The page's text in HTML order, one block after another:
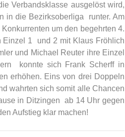
Verbandsklasse ausgelöst wird,
in die Bezirksoberliga  runter. Am
um den begehrten 4.
Einzel 1  und 2 mit Klaus Fröhlich
und Michael Reuter ihre Einzel
konnte sich Frank Scherff in
erhöhen. Eins von drei Doppeln
wahrten sich somit alle Chancen
in Ditzingen  ab 14 Uhr gegen
Aufstieg klar machen!